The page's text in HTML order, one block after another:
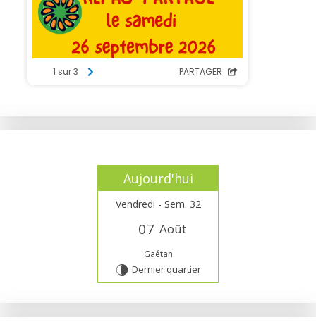
Aujourd'hui
Vendredi - Sem. 32
07 Août
Gaétan
U Dernier quartier